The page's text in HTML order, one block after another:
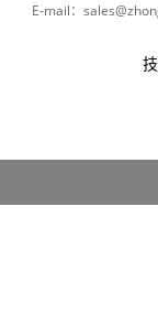
E-mail：